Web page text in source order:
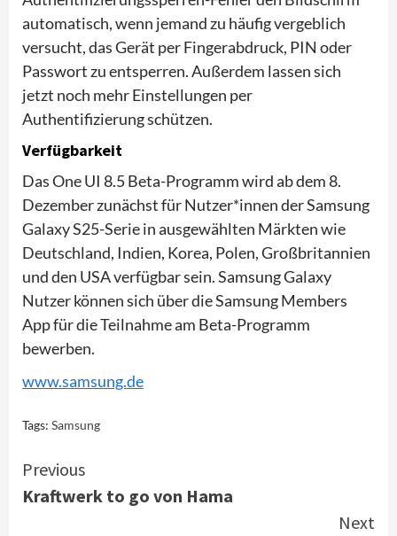
automatisch, wenn jemand zu häufig vergeblich
versucht, das Gerät per Fingerabdruck, PIN oder
Passwort zu entsperren. Außerdem lassen sich
jetzt noch mehr Einstellungen per
Authentifizierung schützen.
Verfügbarkeit
Das One UI 8.5 Beta-Programm wird ab dem 8.
Dezember zunächst für Nutzer*innen der Samsung
Galaxy S25-Serie in ausgewählten Märkten wie
Deutschland, Indien, Korea, Polen, Großbritannien
und den USA verfügbar sein. Samsung Galaxy
Nutzer können sich über die Samsung Members
App für die Teilnahme am Beta-Programm
bewerben.
www.samsung.de
Tags: Samsung
Continue
Reading
Previous
Kraftwerk to go von Hama
Next